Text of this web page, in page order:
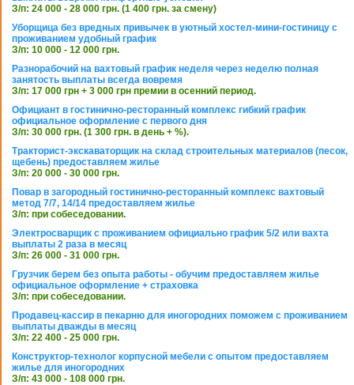
З/п: 24 000 - 28 000 грн. (1 400 грн. за смену)
Уборщица без вредных привычек в уютный хостел-мини-гостиницу с
проживанием удобный график
З/п: 10 000 - 12 000 грн.
Разнорабочий на вахтовый график неделя через неделю полная
занятость выплаты всегда вовремя
З/п: 17 000 грн + 3 000 грн премии в осенний период.
Официант в гостинично-ресторанный комплекс гибкий график
официальное оформление с первого дня
З/п: 30 000 грн. (1 300 грн. в день + %).
Тракторист-экскаваторщик на склад строительных материалов (песок,
щебень) предоставляем жилье
З/п: 20 000 - 30 000 грн.
Повар в загородный гостинично-ресторанный комплекс вахтовый
метод 7/7, 14/14 предоставляем жилье
З/п: при собеседовании.
Электросварщик с проживанием официально график 5/2 или вахта
выплаты 2 раза в месяц
З/п: 26 000 - 31 000 грн.
Грузчик берем без опыта работы - обучим предоставляем жилье
официальное оформление + страховка
З/п: при собеседовании.
Продавец-кассир в пекарню для иногородних поможем с проживанием
выплаты дважды в месяц
З/п: 22 400 - 25 000 грн.
Конструктор-технолог корпусной мебели с опытом предоставляем
жилье для иногородних
З/п: 43 000 - 108 000 грн.